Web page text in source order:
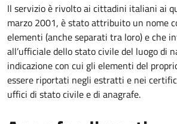
Il servizio è rivolto ai cittadini italiani ai
marzo 2001, è stato attribuito un nome
elementi (anche separati tra loro) e che
all’ufficiale dello stato civile del luogo di
indicazione con cui gli elementi del
essere riportati negli estratti e nei
uffici di stato civile e di anagrafe.